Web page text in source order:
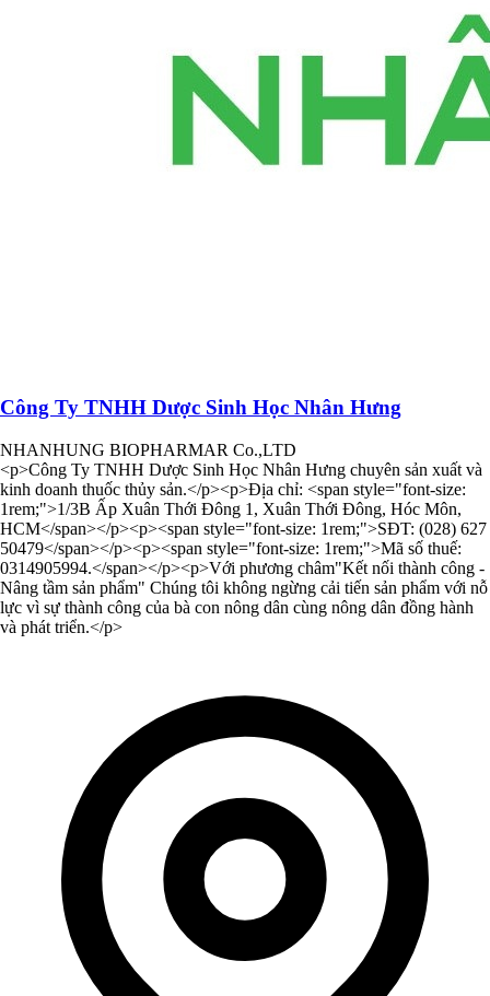
Công Ty TNHH Dược Sinh Học Nhân Hưng
NHANHUNG BIOPHARMAR Co.,LTD
<p>Công Ty TNHH Dược Sinh Học Nhân Hưng chuyên sản xuất và
kinh doanh thuốc thủy sản.</p><p>Địa chỉ: <span style="font-size:
1rem;">1/3B Ấp Xuân Thới Đông 1, Xuân Thới Đông, Hóc Môn,
HCM</span></p><p><span style="font-size: 1rem;">SĐT: (028) 627
50479</span></p><p><span style="font-size: 1rem;">Mã số thuế:
0314905994.</span></p><p>Với phương châm"Kết nối thành công -
Nâng tầm sản phẩm" Chúng tôi không ngừng cải tiến sản phẩm với nỗ
lực vì sự thành công của bà con nông dân cùng nông dân đồng hành
và phát triển.</p>